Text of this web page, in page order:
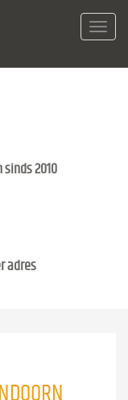
2010
adres